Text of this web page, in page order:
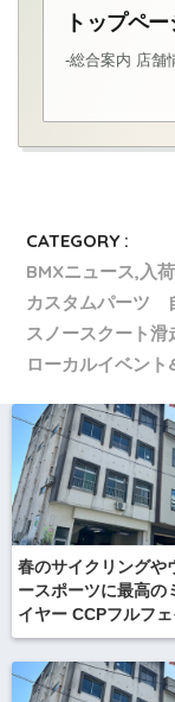
トップペー
-総合案内 店舗
CATEGORY :
BMXニュース,入
カスタムパーツ
スノースクート滑
ローカルイベント
春のサイクリングや
ースポーツに最高の
イヤー CCPフルフ
ンジャパーカー 薄
KARUISHI素材